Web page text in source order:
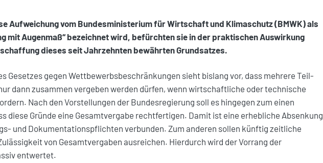
Aufweichung vom Bundesministerium für Wirtschaft und Klimaschutz (BMWK) als
mit Augenmaß“ bezeichnet wird, befürchten sie in der praktischen Auswirkung
dieses seit Jahrzehnten bewährten Grundsatzes.
Gesetzes gegen Wettbewerbsbeschränkungen sieht bislang vor, dass mehrere Teil-
dann zusammen vergeben werden dürfen, wenn wirtschaftliche oder technische
Nach den Vorstellungen der Bundesregierung soll es hingegen zum einen
diese Gründe eine Gesamtvergabe rechtfertigen. Damit ist eine erhebliche Absenkung
und Dokumentationspflichten verbunden. Zum anderen sollen künftig zeitliche
von Gesamtvergaben ausreichen. Hierdurch wird der Vorrang der
entwertet.